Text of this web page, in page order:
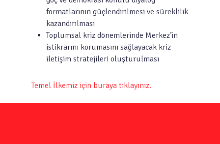
formatlarının güçlendirilmesi ve süreklilik
kazandırılması
Toplumsal kriz dönemlerinde Merkez’in
istikrarını korumasını sağlayacak kriz
iletişim stratejileri oluşturulması
Temel İlkemiz için buraya tıklayınız.